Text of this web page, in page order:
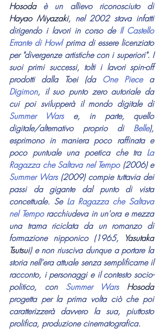
Hosoda
è un allievo riconosciuto di
Hayao Miyazaki, nel 2002 stava infatti
dirigendo i lavori in corso de Il Castello
Errante di Howl prima di essere licenziato
per "divergenze artistiche con i superiori". I
suoi primi successi, tolti i lavori spin-off
prodotti dalla Toei (da One Piece
a
Digimon, il suo punto zero autoriale da
cui poi svilupperà il mondo digitale di
Summer Wars e, in parte, quello
digitale/alternativo proprio di Belle),
esprimono in maniera poco raffinata e
poco puntuale una poetica che tra La
Ragazza che Saltava nel Tempo
(2006) e
Summer Wars (2009) compie tuttavia dei
passi da gigante dal punto di vista
concettuale. Se La Ragazza che Saltava
nel Tempo racchiudeva in un'ora e mezza
una trama riciclata da un romanzo di
formazione nipponico (1965,
Yasutaka
Tsutsui) e non riusciva dunque a portare la
storia nell'era attuale senza semplificarne il
racconto, i personaggi e il contesto socio-
politico, con Summer Wars
Hosoda
progetta per la prima volta ciò che poi
caratterizzerà davvero la sua, piuttosto
prolifica, produzione cinematografica.